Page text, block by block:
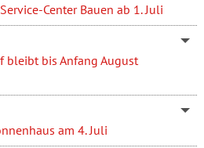
Center Bauen ab 1. Juli
bleibt bis Anfang August
am 4. Juli